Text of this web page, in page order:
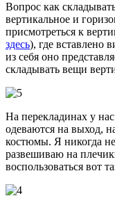
Вопрос как
вертикальное и
присмотреться к
здесь), где вставлено
из себя оно
складывать вещи
На перекладинах у
одеваются на выход,
костюмы. Я никогда
развешиваю на
воспользоваться вот